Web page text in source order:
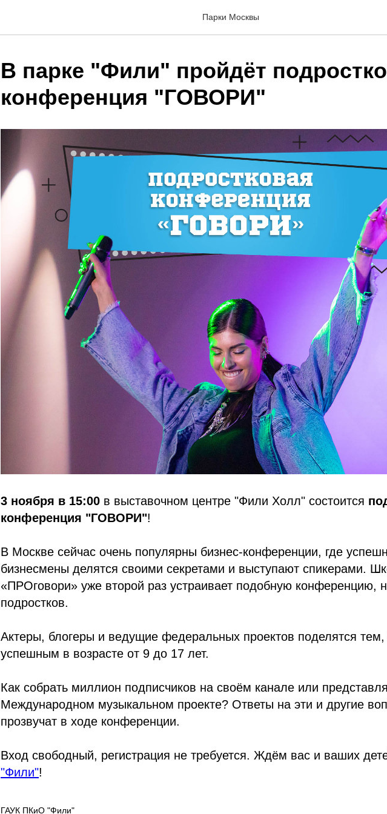
Парки Москвы
В парке "Фили" пройдёт
конференция "ГОВОРИ"
3 ноября в 15:00 в выставочном центре "Фили Холл" состоится
конференция "ГОВОРИ"!
В Москве сейчас очень популярны бизнес-конференции, где
бизнесмены делятся своими секретами и выступают спикерами.
«ПРОговори» уже второй раз устраивает подобную конференцию,
подростков.
Актеры, блогеры и ведущие федеральных проектов поделятся тем,
успешным в возрасте от 9 до 17 лет.
Как собрать миллион подписчиков на своём канале или
Международном музыкальном проекте? Ответы на эти и другие
прозвучат в ходе конференции.
Вход свободный, регистрация не требуется. Ждём вас и ваших
"Фили"!
ГАУК ПКиО "Фили"